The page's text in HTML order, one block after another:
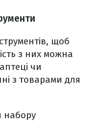
щоб
з них можна
чи
з товарами для
набору